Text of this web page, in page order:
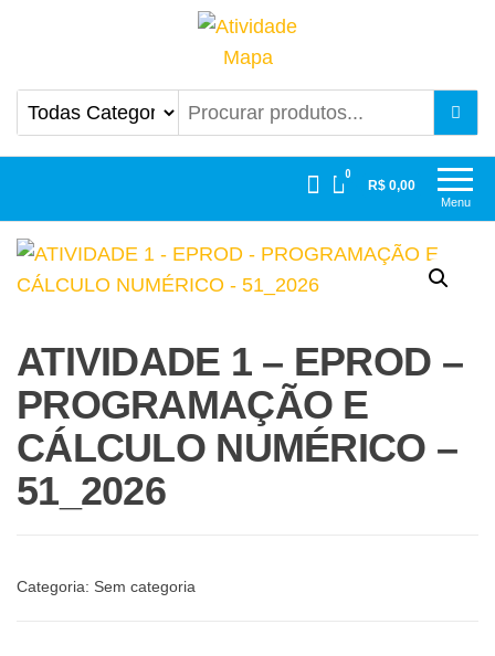
Atividade Mapa Mapa UniCesumar
Menu
0
R$ 0,00
ATIVIDADE 1 – EPROD –
PROGRAMAÇÃO E
CÁLCULO NUMÉRICO –
51_2026
Categoria: Sem categoria